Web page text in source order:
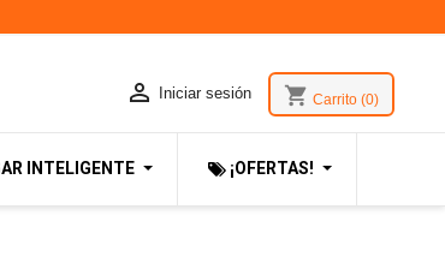
 Iniciar sesión shopping_cart Carrito (0)
INTELIGENTE ¡OFERTAS!